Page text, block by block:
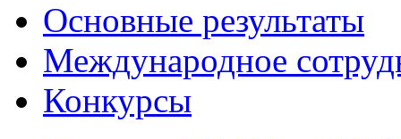
Основные результаты
Международное
Конкурсы